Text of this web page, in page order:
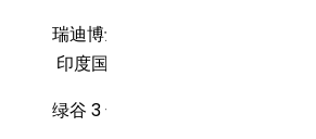
瑞迪博士制药
印度国家银行行政中心 8-2-337 号
绿谷 3 号路